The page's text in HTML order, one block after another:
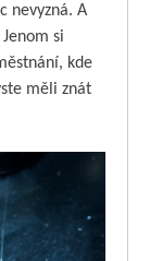
nevyzná. A
si
kde
měli znát